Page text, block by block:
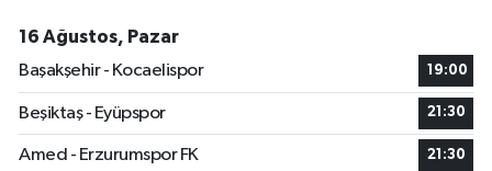
16 Ağustos, Pazar
Başakşehir - Kocaelispor
19:00
Beşiktaş - Eyüpspor 21:30
Amed - Erzurumspor FK 21:30